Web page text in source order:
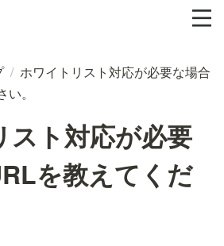
/ ホワイトリスト対応が必要な場合
。
スト対応が必要
を教えてくだ